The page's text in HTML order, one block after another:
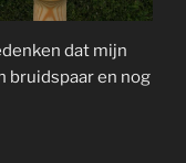
dat mijn
bruidspaar en nog